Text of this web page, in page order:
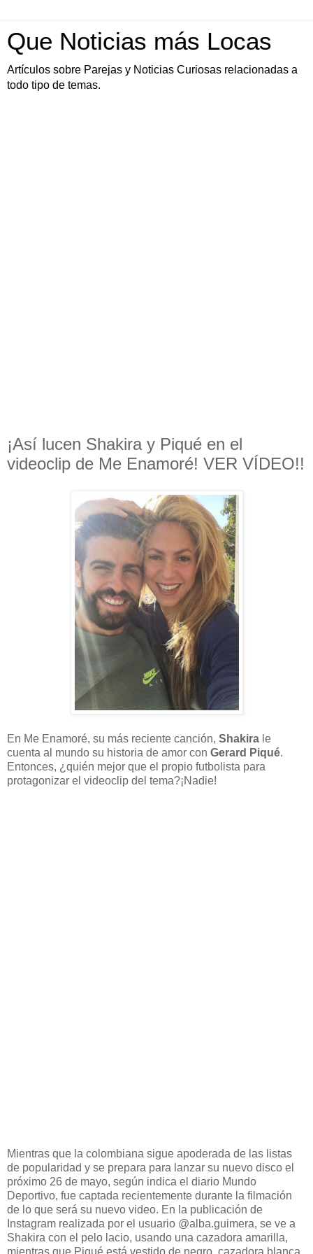
Que Noticias más Locas
Artículos sobre Parejas y Noticias Curiosas relacionadas a
todo tipo de temas.
¡Así lucen Shakira y Piqué en el
videoclip de Me Enamoré! VER VÍDEO!!
En Me Enamoré, su más reciente canción, Shakira le
cuenta al mundo su historia de amor con Gerard Piqué.
Entonces, ¿quién mejor que el propio futbolista para
protagonizar el videoclip del tema?¡Nadie!
Mientras que la colombiana sigue apoderada de las listas
de popularidad y se prepara para lanzar su nuevo disco el
próximo 26 de mayo, según indica el diario Mundo
Deportivo, fue captada recientemente durante la filmación
de lo que será su nuevo video. En la publicación de
Instagram realizada por el usuario @alba.guimera, se ve a
Shakira con el pelo lacio, usando una cazadora amarilla,
mientras que Piqué está vestido de negro, cazadora blanca